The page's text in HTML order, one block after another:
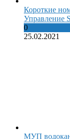
Короткие
Управление
0
25.02.2021
МУП